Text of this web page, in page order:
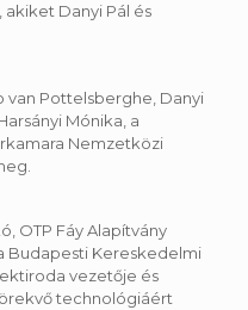
Danyi Pál és
van Pottelsberghe, Danyi
Mónika, a
Nemzetközi
OTP Fáy Alapítvány
Budapesti Kereskedelmi
vezetője és
technológiáért